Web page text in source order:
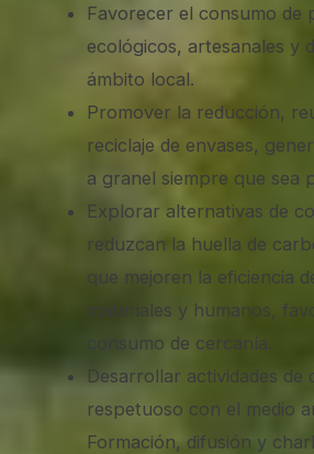
Favorecer el consumo de
ecológicos, artesanales y
ámbito local.
Promover la reducción,
reciclaje de envases,
a granel siempre que sea
Explorar alternativas de
reduzcan la huella de
que mejoren la eficiencia
materiales y humanos,
consumo de cercanía.
Desarrollar actividades
respetuoso con el medio
Formación, difusión y